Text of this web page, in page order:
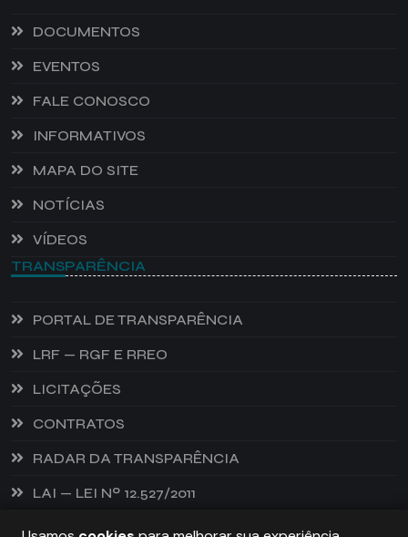
DOCUMENTOS
EVENTOS
FALE CONOSCO
INFORMATIVOS
MAPA DO SITE
NOTÍCIAS
VÍDEOS
TRANSPARÊNCIA
PORTAL DE TRANSPARÊNCIA
LRF — RGF E RREO
LICITAÇÕES
CONTRATOS
RADAR DA TRANSPARÊNCIA
LAI — LEI Nº 12.527/2011